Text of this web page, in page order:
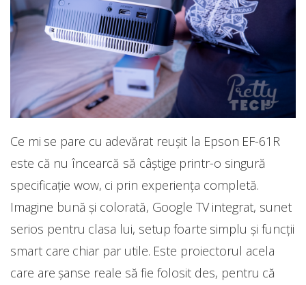
Ce mi se pare cu adevărat reușit la Epson EF-61R
este că nu încearcă să câștige printr-o singură
specificație wow, ci prin experiența completă.
Imagine bună și colorată, Google TV integrat, sunet
serios pentru clasa lui, setup foarte simplu și funcții
smart care chiar par utile. Este proiectorul acela
care are șanse reale să fie folosit des, pentru că